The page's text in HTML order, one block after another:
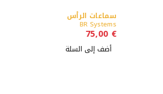
سماعات الرأس
BR Systems
75,00 €
أضف إلى السلة